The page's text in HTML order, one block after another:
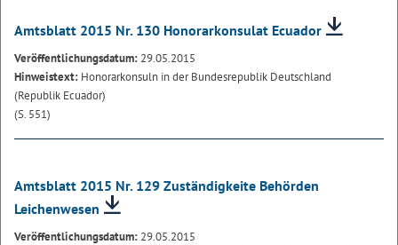
Amtsblatt 2015 Nr. 130 Honorarkonsulat Ecuador
Veröffentlichungsdatum: 29.05.2015
Hinweistext: Honorarkonsuln in der Bundesrepublik Deutschland
(Republik Ecuador)
(S. 551)
Amtsblatt 2015 Nr. 129 Zuständigkeite Behörden
Leichenwesen
Veröffentlichungsdatum: 29.05.2015